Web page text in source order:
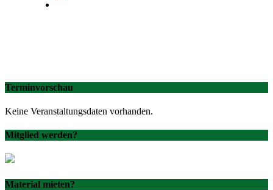
Terminvorschau
Keine Veranstaltungsdaten vorhanden.
Mitglied werden?
Material mieten?